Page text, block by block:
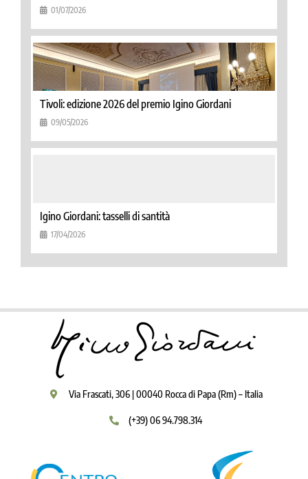
01/07/2026
Tivoli: edizione 2026 del premio Igino Giordani
09/05/2026
Igino Giordani: tasselli di santità
17/04/2026
Via Frascati, 306 | 00040 Rocca di Papa (Rm) – Italia
(+39) 06 94.798.314